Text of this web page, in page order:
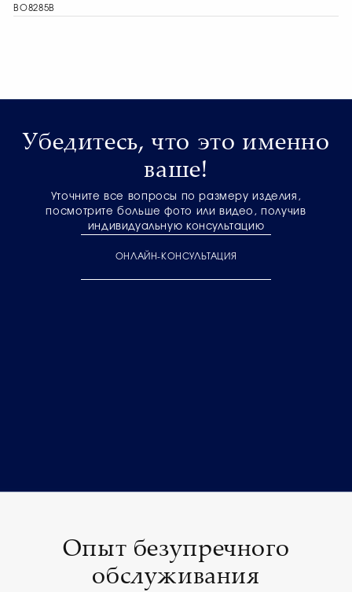
BO8285B
Убедитесь, что это именно
ваше!
Уточните все вопросы по размеру изделия,
посмотрите больше фото или видео, получив
индивидуальную консультацию
ОНЛАЙН-КОНСУЛЬТАЦИЯ
Опыт безупречного
обслуживания